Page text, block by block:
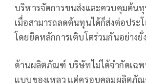
บริหารจัดการขนส่งและควบคุมต้น
เมื่อสามารถลดต้นทุนได้ก็ส่งต่อประ
โดยยึดหลักการเติบโตร่วมกันอย่างยั่
ด้านผลิตภัณฑ์ บริษัทไม่ได้จำกัดเฉ
แบบของเหลว แต่ครอบคลุมผลิตภั